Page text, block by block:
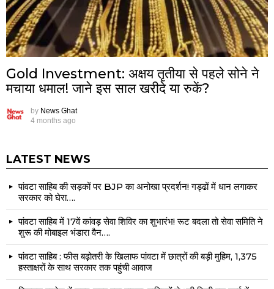
Gold Investment: अक्षय तृतीया से पहले सोने ने
मचाया धमाल! जाने इस साल खरीदे या रुकें?
by News Ghat
4 months ago
LATEST NEWS
पांवटा साहिब की सड़कों पर BJP का अनोखा प्रदर्शन! गड्ढों में धान लगाकर
सरकार को घेरा….
पांवटा साहिब में 17वें कांवड़ सेवा शिविर का शुभारंभ! रूट बदला तो सेवा समिति ने
शुरू की मोबाइल भंडारा वैन….
पांवटा साहिब : फीस बढ़ोतरी के खिलाफ पांवटा में छात्रों की बड़ी मुहिम, 1,375
हस्ताक्षरों के साथ सरकार तक पहुंची आवाज